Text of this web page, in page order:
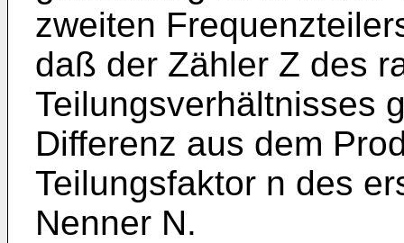
zweiten
daß der Zähler Z des
Teilungsverhältnisses
Differenz aus dem
Teilungsfaktor n des
Nenner N.